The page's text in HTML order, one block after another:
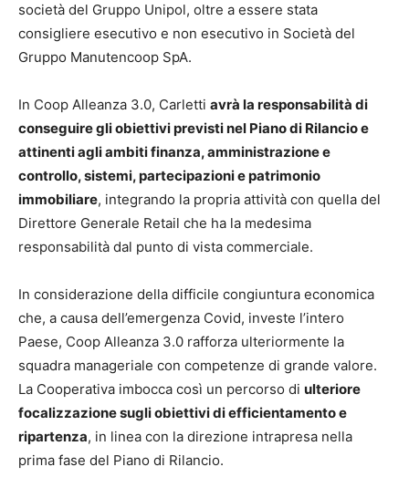
società del Gruppo Unipol, oltre a essere stata
consigliere esecutivo e non esecutivo in Società del
Gruppo Manutencoop SpA.
In Coop Alleanza 3.0, Carletti avrà la responsabilità di
conseguire gli obiettivi previsti nel Piano di Rilancio e
attinenti agli ambiti finanza, amministrazione e
controllo, sistemi, partecipazioni e patrimonio
immobiliare, integrando la propria attività con quella del
Direttore Generale Retail che ha la medesima
responsabilità dal punto di vista commerciale.
In considerazione della difficile congiuntura economica
che, a causa dell’emergenza Covid, investe l’intero
Paese, Coop Alleanza 3.0 rafforza ulteriormente la
squadra manageriale con competenze di grande valore.
La Cooperativa imbocca così un percorso di ulteriore
focalizzazione sugli obiettivi di efficientamento e
ripartenza, in linea con la direzione intrapresa nella
prima fase del Piano di Rilancio.